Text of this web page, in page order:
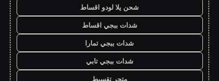
شحن يلا لودو اقساط
شدات ببجي اقساط
شدات ببجي تمارا
شدات ببجي تابي
متجر تقسيط